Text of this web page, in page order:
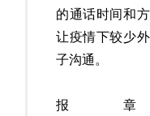
的通话时间和
让疫情下较少
子沟通。
报